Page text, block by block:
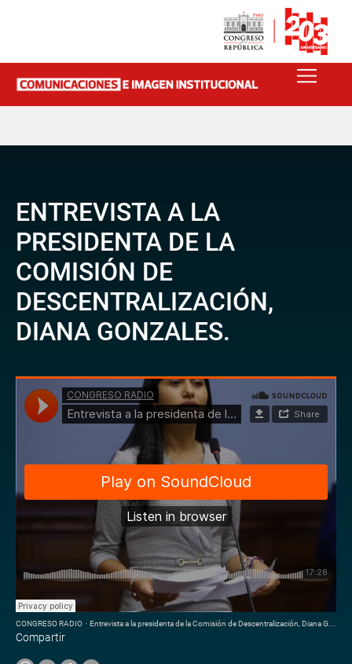
ENTREVISTA A LA
PRESIDENTA DE LA
COMISIÓN DE
DESCENTRALIZACIÓN,
DIANA GONZALES.
CONGRESO RADIO · Entrevista a la presidenta de la Comisión de Descentralización, Diana Gonzales.
Compartir